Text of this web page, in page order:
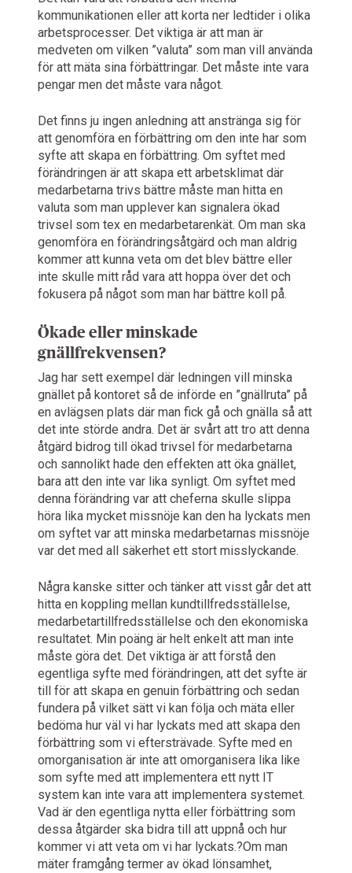
kommunikationen eller att korta ner ledtider i olika
arbetsprocesser. Det viktiga är att man är
medveten om vilken ”valuta” som man vill använda
för att mäta sina förbättringar. Det måste inte vara
pengar men det måste vara något.
Det finns ju ingen anledning att anstränga sig för
att genomföra en förbättring om den inte har som
syfte att skapa en förbättring. Om syftet med
förändringen är att skapa ett arbetsklimat där
medarbetarna trivs bättre måste man hitta en
valuta som man upplever kan signalera ökad
trivsel som tex en medarbetarenkät. Om man ska
genomföra en förändringsåtgärd och man aldrig
kommer att kunna veta om det blev bättre eller
inte skulle mitt råd vara att hoppa över det och
fokusera på något som man har bättre koll på.
Ökade eller minskade
gnällfrekvensen?
Jag har sett exempel där ledningen vill minska
gnället på kontoret så de införde en ”gnällruta” på
en avlägsen plats där man fick gå och gnälla så att
det inte störde andra. Det är svårt att tro att denna
åtgärd bidrog till ökad trivsel för medarbetarna
och sannolikt hade den effekten att öka gnället,
bara att den inte var lika synligt. Om syftet med
denna förändring var att cheferna skulle slippa
höra lika mycket missnöje kan den ha lyckats men
om syftet var att minska medarbetarnas missnöje
var det med all säkerhet ett stort misslyckande.
Några kanske sitter och tänker att visst går det att
hitta en koppling mellan kundtillfredsställelse,
medarbetartillfredsställelse och den ekonomiska
resultatet. Min poäng är helt enkelt att man inte
måste göra det. Det viktiga är att förstå den
egentliga syfte med förändringen, att det syfte är
till för att skapa en genuin förbättring och sedan
fundera på vilket sätt vi kan följa och mäta eller
bedöma hur väl vi har lyckats med att skapa den
förbättring som vi eftersträvade. Syfte med en
omorganisation är inte att omorganisera lika like
som syfte med att implementera ett nytt IT
system kan inte vara att implementera systemet.
Vad är den egentliga nytta eller förbättring som
dessa åtgärder ska bidra till att uppnå och hur
kommer vi att veta om vi har lyckats.?Om man
mäter framgång termer av ökad lönsamhet,